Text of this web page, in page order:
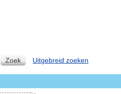
Zoek Uitgebreid zoeken